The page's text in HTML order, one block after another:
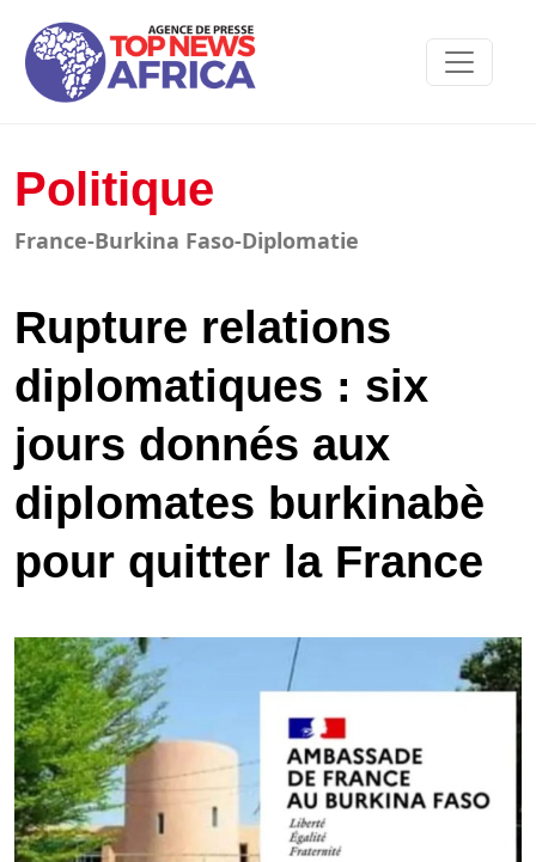
Politique
France-Burkina Faso-Diplomatie
Rupture relations
diplomatiques : six
jours donnés aux
diplomates burkinabè
pour quitter la France